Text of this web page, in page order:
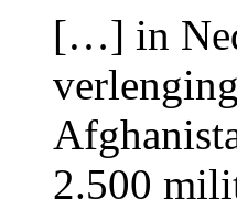
[…] in
2.500